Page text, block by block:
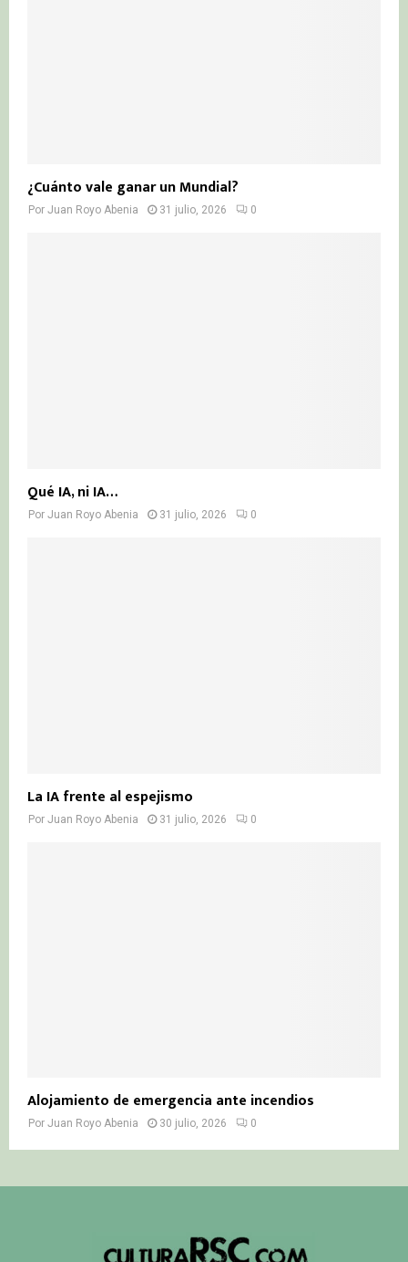
¿Cuánto vale ganar un Mundial?
Por Juan Royo Abenia 31 julio, 2026 0
Qué IA, ni IA…
Por Juan Royo Abenia 31 julio, 2026 0
La IA frente al espejismo
Por Juan Royo Abenia 31 julio, 2026 0
Alojamiento de emergencia ante incendios
Por Juan Royo Abenia 30 julio, 2026 0